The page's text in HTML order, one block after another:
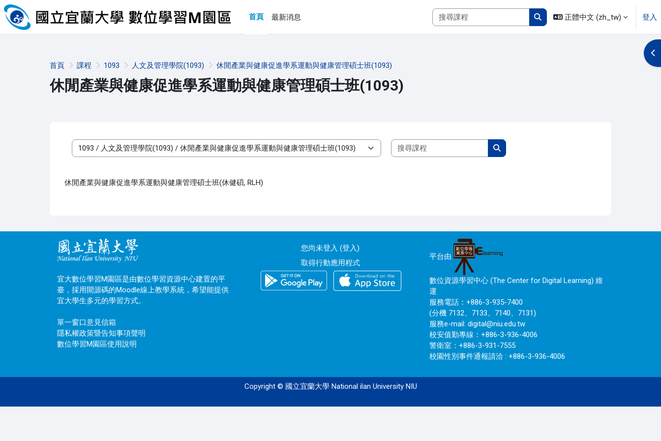
跳至主內容
首頁
最新消息
搜尋課程
搜尋課程
正體中文 ‎(zh_tw)‎ 登入
首頁 課程 1093 人文及管理學院(1093) 休閒產業與健康促進學系運動與健康管理碩士班(1093)
休閒產業與健康促進學系運動與健康管理碩士班(1093)
開
課程類別
搜尋課程
搜尋課程
休閒產業與健康促進學系運動與健康管理碩士班(休健碩, RLH)
宜大數位學習M園區是由數位學習資源中心建置的平
臺，採用開源碼的Moodle線上教學系統，希望能提供
宜大學生多元的學習方式。
單一窗口意見信箱
隱私權政策暨告知事項聲明
數位學習M園區使用說明
您尚未登入 (登入)
取得行動應用程式
平台由
數位資源學習中心 (The Center for Digital Learning) 維
運
服務電話：+886-3-935-7400
(分機 7132、7133、7140、7131)
服務e-mail:digital@niu.edu.tw
校安值勤專線：+886-3-936-4006
警衛室：+886-3-931-7555
校園性別事件通報請洽 : +886-3-936-4006
Copyright © 國立宜蘭大學 National ilan University NIU